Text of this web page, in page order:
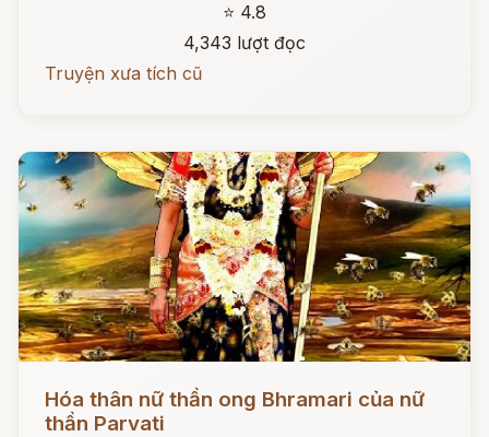
⭐ 4.8
4,343 lượt đọc
Truyện xưa tích cũ
Hóa thân nữ thần ong Bhramari của nữ
thần Parvati